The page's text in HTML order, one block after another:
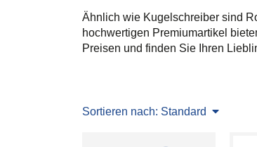
Ähnlich wie Kugelschreiber sind
hochwertigen Premiumartikel
Preisen und finden Sie Ihren
Sortieren nach: Standard